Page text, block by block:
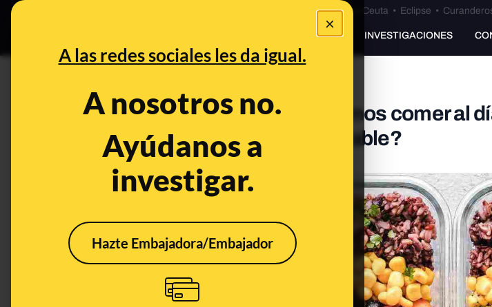
×
A las redes sociales les da igual.
A nosotros no.
Ayúdanos a
investigar.
Hazte Embajadora/Embajador
Especial Ceuta•Bulos Ceuta • Eclipse •
PREBUNKING INVESTIGACIONES
¿Cuándo y cuántas veces deberíamos comer al
que sea especialmente recomendable?
Apr 21, 2021, 9:14:00 AM